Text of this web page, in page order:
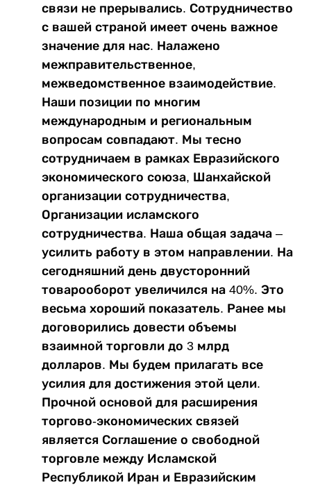
связи не прерывались. Сотрудничество
с вашей страной имеет очень важное
значение для нас. Налажено
межправительственное,
межведомственное взаимодействие.
Наши позиции по многим
международным и региональным
вопросам совпадают. Мы тесно
сотрудничаем в рамках Евразийского
экономического союза, Шанхайской
организации сотрудничества,
Организации исламского
сотрудничества. Наша общая задача –
усилить работу в этом направлении. На
сегодняшний день двусторонний
товарооборот увеличился на 40%. Это
весьма хороший показатель. Ранее мы
договорились довести объемы
взаимной торговли до 3 млрд
долларов. Мы будем прилагать все
усилия для достижения этой цели.
Прочной основой для расширения
торгово-экономических связей
является Соглашение о свободной
торговле между Исламской
Республикой Иран и Евразийским